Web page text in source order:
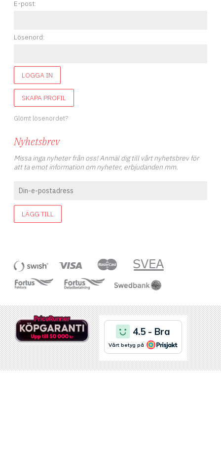
E-post:
Lösenord:
LOGGA IN
SKAPA PROFIL
Glömt lösenordet?
Nyhetsbrev
Missa inga nyheter från oss! Anmäl dig till vårt nyhetsbrev för
att ta emot information om nyheter, erbjudanden mm.
LÄGG TILL